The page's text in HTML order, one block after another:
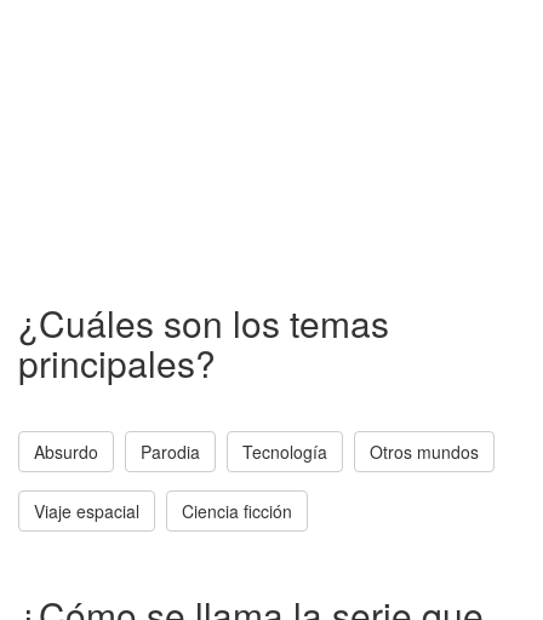
¿Cuáles son los temas
principales?
Absurdo Parodia Tecnología Otros mundos
Viaje espacial Ciencia ficción